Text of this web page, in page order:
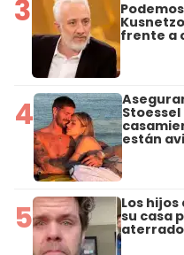
3
frente a
4
están
5 Los
su casa